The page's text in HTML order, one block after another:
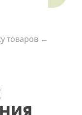
товаров ←